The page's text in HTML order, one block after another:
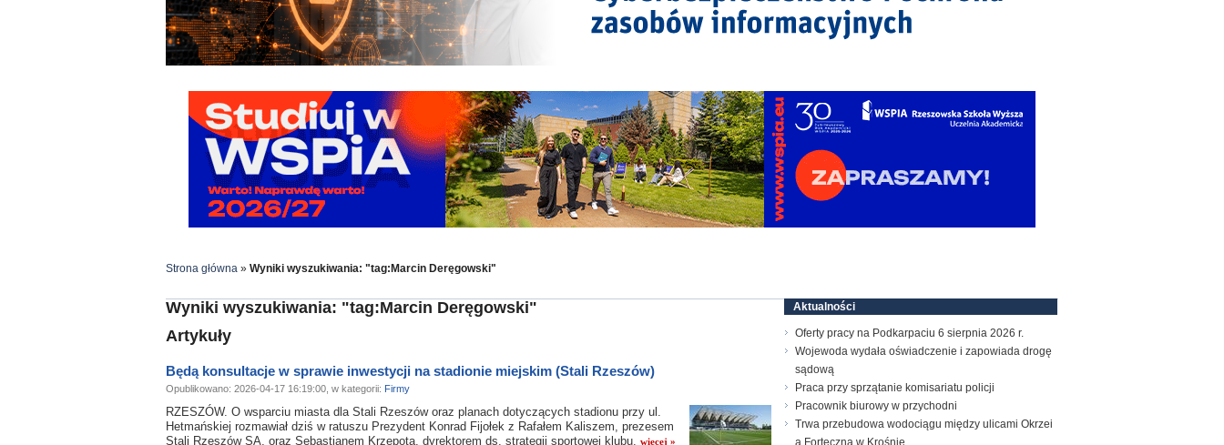
Strona główna » Wyniki wyszukiwania: "tag:Marcin Deręgowski"
Wyniki wyszukiwania: "tag:Marcin Deręgowski"
Artykuły
Będą konsultacje w sprawie inwestycji na stadionie miejskim (Stali Rzeszów)
Opublikowano: 2026-04-17 16:19:00, w kategorii: Firmy
RZESZÓW. O wsparciu miasta dla Stali Rzeszów oraz planach dotyczących stadionu przy ul.
Hetmańskiej rozmawiał dziś w ratuszu Prezydent Konrad Fijołek z Rafałem Kaliszem, prezesem
Stali Rzeszów SA, oraz Sebastianem Krzepotą, dyrektorem ds. strategii sportowej klubu. więcej »
Aktualności
Oferty pracy na Podkarpaciu 6 sierpnia 2026 r.
Wojewoda wydała oświadczenie i zapowiada drogę
sądową
Praca przy sprzątanie komisariatu policji
Pracownik biurowy w przychodni
Trwa przebudowa wodociągu między ulicami Okrzei
a Forteczną w Krośnie